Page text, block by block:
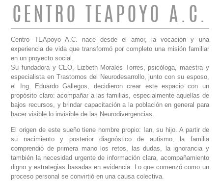
BÚSQUEDA
CENTRO TEAPOYO A.C.
Centro TEApoyo A.C. nace desde el amor, la vocación y una
experiencia de vida que transformó por completo una misión familiar
en un proyecto social.
Su fundadora y CEO, Lizbeth Morales Torres, psicóloga, maestra y
especialista en Trastornos del Neurodesarrollo, junto con su esposo,
el Ing. Eduardo Gallegos, decidieron crear este espacio con un
propósito claro: acompañar a las familias, especialmente aquellas de
bajos recursos, y brindar capacitación a la población en general para
hacer visible lo invisible de las Neurodivergencias.
El origen de este sueño tiene nombre propio: Ian, su hijo. A partir de
su nacimiento y posterior diagnóstico de autismo, la familia
comprendió de primera mano los retos, las dudas, la ignorancia y
también la necesidad urgente de información clara, acompañamiento
digno y estrategias basadas en evidencia. Lo que comenzó como un
proceso personal se convirtió en una causa colectiva.